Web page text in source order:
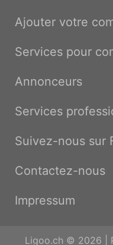
Ajouter votre
Services pour
Annonceurs
Services
Suivez-nous sur
Contactez-nous
Impressum
Ligoo.ch © 2026 |